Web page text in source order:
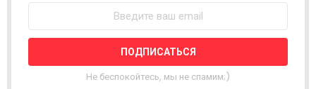
W
L
E
T
Не беспокойтесь, мы не спамим;)